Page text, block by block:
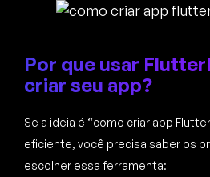
Por que usar
criar seu app?
Se a ideia é “como criar app
eficiente, você precisa saber os
escolher essa ferramenta: